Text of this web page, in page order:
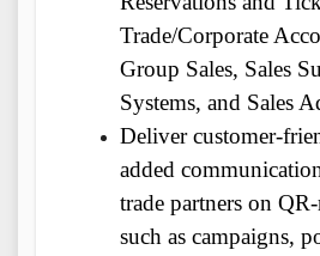
Trade/Corporate
Group Sales, Sales
Systems, and Sales
Deliver customer-
added
trade partners on
such as campaigns,